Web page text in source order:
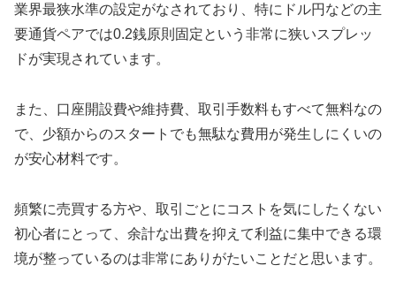
業界最狭水準の設定がなされており、特にドル円などの主
要通貨ペアでは0.2銭原則固定という非常に狭いスプレッ
ドが実現されています。
また、口座開設費や維持費、取引手数料もすべて無料なの
で、少額からのスタートでも無駄な費用が発生しにくいの
が安心材料です。
頻繁に売買する方や、取引ごとにコストを気にしたくない
初心者にとって、余計な出費を抑えて利益に集中できる環
境が整っているのは非常にありがたいことだと思います。